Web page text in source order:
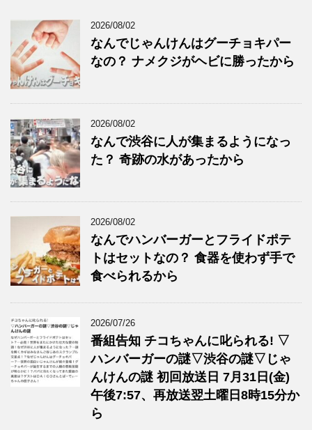
2026/08/02
なんでじゃんけんはグーチョキパー
なの？ ナメクジがヘビに勝ったから
2026/08/02
なんで渋谷に人が集まるようになっ
た？ 奇跡の水があったから
2026/08/02
なんでハンバーガーとフライドポテ
トはセットなの？ 食器を使わず手で
食べられるから
2026/07/26
番組告知 チコちゃんに叱られる! ▽
ハンバーガーの謎▽渋谷の謎▽じゃ
んけんの謎 初回放送日 7月31日(金)
午後7:57、再放送翌土曜日8時15分か
ら